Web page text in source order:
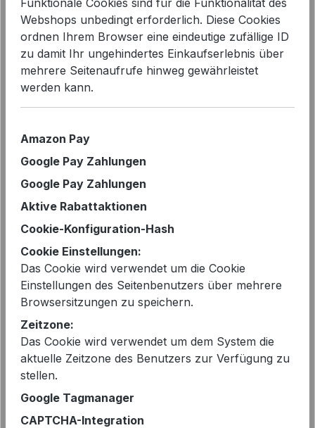
Bildergalerie überspringen
Verkaufspreis:
199,99 € %
499,95 €*
vorher 499,95 €
Preise inkl. MwSt. zzgl. Versandkosten
Sofort verfügbar, Lieferzeit: 2-5 Tage
Webshops unbedingt erforderlich. Diese Cookies
ordnen Ihrem Browser eine eindeutige zufällige ID
zu damit Ihr ungehindertes Einkaufserlebnis über
mehrere Seitenaufrufe hinweg gewährleistet
werden kann.
Amazon Pay
Google Pay Zahlungen
Google Pay Zahlungen
Aktive Rabattaktionen
Cookie-Konfiguration-Hash
Cookie Einstellungen:
Das Cookie wird verwendet um die Cookie
Einstellungen des Seitenbenutzers über mehrere
Browsersitzungen zu speichern.
Zeitzone:
Das Cookie wird verwendet um dem System die
aktuelle Zeitzone des Benutzers zur Verfügung zu
stellen.
Google Tagmanager
CAPTCHA-Integration